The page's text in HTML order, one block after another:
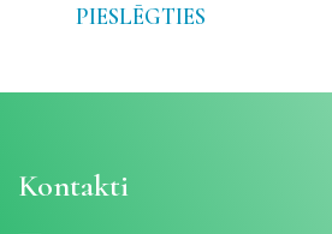
PIESLĒGTIES
Kontakti